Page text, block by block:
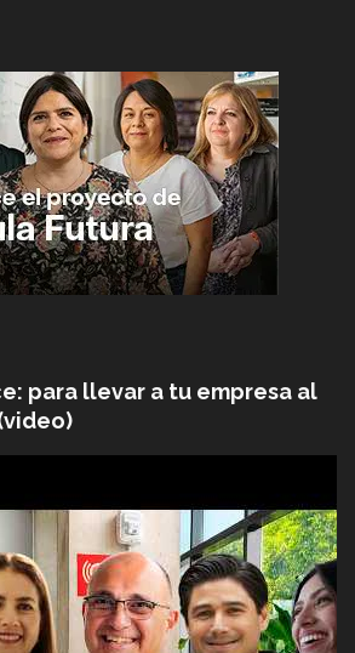
para llevar a tu empresa al